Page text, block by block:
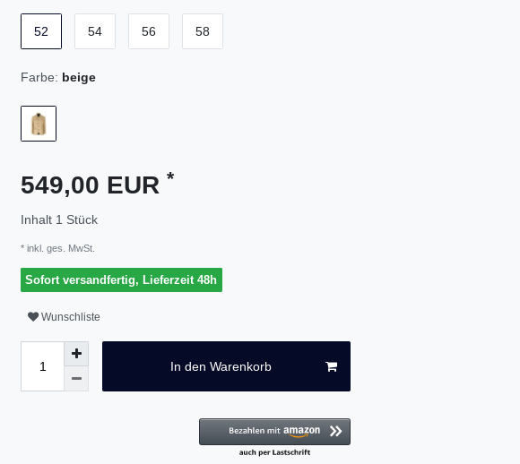
52 54 56 58
Farbe: beige
549,00 EUR *
Inhalt 1 Stück
* inkl. ges. MwSt.
Sofort versandfertig, Lieferzeit 48h
Wunschliste
In den Warenkorb